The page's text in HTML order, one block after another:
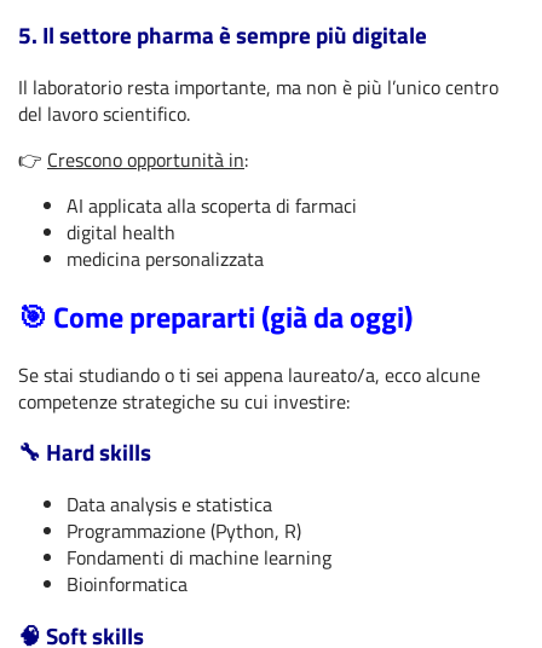
5. Il settore pharma è sempre più digitale
Il laboratorio resta importante, ma non è più l’unico centro
del lavoro scientifico.
👉 Crescono opportunità in:
AI applicata alla scoperta di farmaci
digital health
medicina personalizzata
🎯 Come prepararti (già da oggi)
Se stai studiando o ti sei appena laureato/a, ecco alcune
competenze strategiche su cui investire:
🔧 Hard skills
Data analysis e statistica
Programmazione (Python, R)
Fondamenti di machine learning
Bioinformatica
🧠 Soft skills